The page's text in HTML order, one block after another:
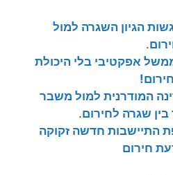
הגיון השגרה למול
.
אפקטיבי בלי היכולת
המודרנית למול משבר
שגרה לחירום.
התיישבות חדשה זקוקה
חירום